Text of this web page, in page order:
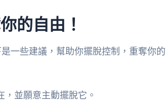
的自由！
一些建議，幫助你擺脫控制，重奪你的
並願意主動擺脫它。